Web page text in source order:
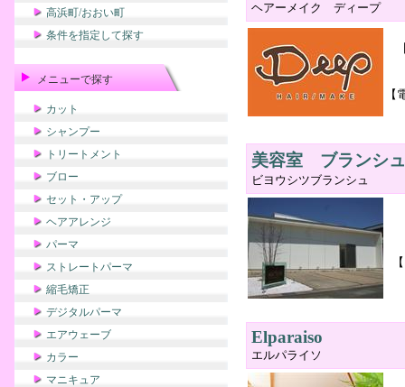
高浜町/おおい町
条件を指定して探す
メニューで探す
カット
シャンプー
トリートメント
ブロー
セット・アップ
ヘアアレンジ
パーマ
ストレートパーマ
縮毛矯正
デジタルパーマ
エアウェーブ
カラー
マニキュア
ヘアーメイク ディープ
【
美容室 ブランシュ
ビヨウシツブランシュ
Elparaiso
エルパライソ